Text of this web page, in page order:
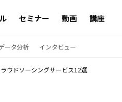
セミナー 動画 講座
ータ分析 インタビュー
ウドソーシングサービス12選